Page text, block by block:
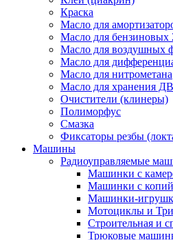
Краска
Масло для
Масло для бензиновых
Масло для воздушных
Масло для
Масло для нитрометана
Масло для хранения
Очистители (клинеры)
Полиморфус
Смазка
Фиксаторы резбы
Машины
Радиоуправляемые
Машинки с
Машинки с
Машинки-
Мотоциклы и
Строительная и
Трюковые